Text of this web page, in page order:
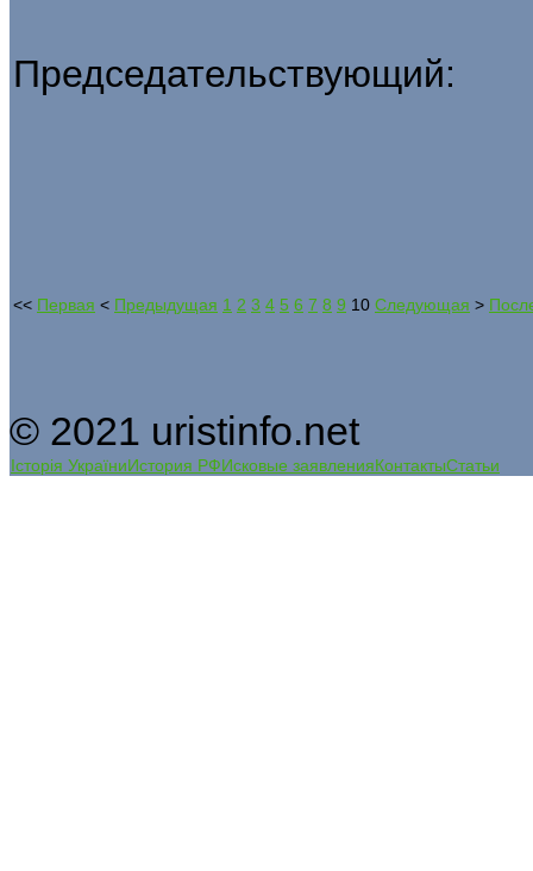
Председательствующий:
<< Первая < Предыдущая 1 2 3 4 5 6 7 8 9 10 Следующая >
© 2021 uristinfo.net
Історія УкраїниИстория РФИсковые заявленияКонтактыСтатьи